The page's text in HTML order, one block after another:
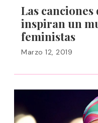
Las
inspiran un
feministas
Marzo 12, 2019